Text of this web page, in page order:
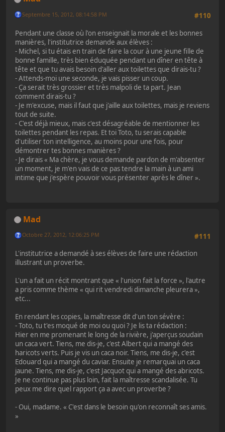
#110
Septembre 15, 2012, 08:14:58 PM
Pendant une classe où l'on enseignait la morale et les bonnes
manières, l'institutrice demande aux élèves :
- Michel, si tu étais en train de faire la cour à une jeune fille de
bonne famille, très bien éduquée pendant un dîner en tête à
tête et que tu avais besoin d'aller aux toilettes que dirais-tu ?
- Attends-moi une seconde, je vais pisser un coup.
- Ça serait très grossier et très malpoli de ta part. Jean
comment dirais-tu ?
- Je m'excuse, mais il faut que j'aille aux toilettes, mais je reviens
tout de suite.
- C'est déjà mieux, mais c'est désagréable de mentionner les
toilettes pendant les repas. Et toi Toto, tu serais capable
d'utiliser ton intelligence, au moins pour une fois, pour
démontrer tes bonnes manières ?
- Je dirais « Ma chère, je vous demande pardon de m'absenter
un moment, je m'en vais de ce pas tendre la main à un ami
intime que j'espère pouvoir vous présenter après le dîner ».
Mad
#111
Octobre 27, 2012, 12:06:25 PM
L'institutrice a demandé à ses élèves de faire une rédaction
illustrant un proverbe.
L'un a fait un récit montrant que « l'union fait la force », l'autre
a pris comme thème « qui rit vendredi dimanche pleurera »,
etc...
En rendant les copies, la maîtresse dit d'un ton sévère :
- Toto, tu t'es moqué de moi ou quoi ? Je lis ta rédaction :
Hier en me promenant le long de la rivière, j'aperçus soudain
un caca vert. Tiens, me dis-je, c'est Albert qui a mangé des
haricots verts. Puis je vis un caca noir. Tiens, me dis-je, c'est
Edouard qui a mangé du caviar. Ensuite je remarquai un caca
jaune. Tiens, me dis-je, c'est Jacquot qui a mangé des abricots.
Je ne continue pas plus loin, fait la maîtresse scandalisée. Tu
peux me dire quel rapport ça a avec un proverbe ?
- Oui, madame. « C'est dans le besoin qu'on reconnaît ses amis.
»